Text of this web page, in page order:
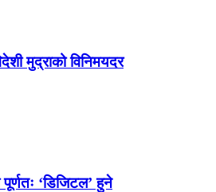
मुद्राको विनिमयदर
‘डिजिटल’ हुने